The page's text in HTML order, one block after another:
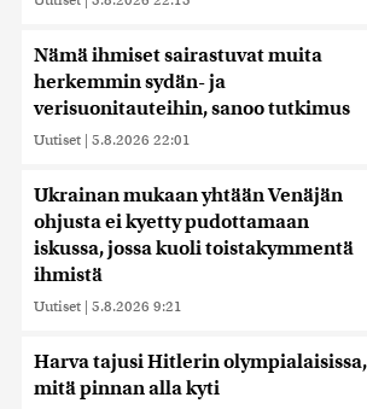
Nämä ihmiset sairastuvat muita
herkemmin sydän- ja
verisuonitauteihin, sanoo tutkimus
Uutiset | 5.8.2026 22:01
Ukrainan mukaan yhtään Venäjän
ohjusta ei kyetty pudottamaan
iskussa, jossa kuoli toistakymmentä
ihmistä
Uutiset | 5.8.2026 9:21
Harva tajusi Hitlerin olympialaisissa,
mitä pinnan alla kyti